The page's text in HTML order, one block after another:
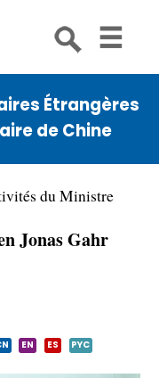
Étrangères
de Chine
du Ministre
Jonas Gahr
EN ES PYC